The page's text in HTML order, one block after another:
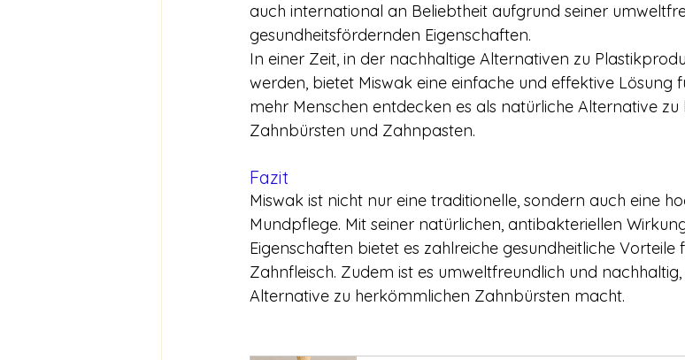
auch international an Beliebtheit aufgrund seiner
gesundheitsfördernden Eigenschaften.
In einer Zeit, in der nachhaltige Alternativen zu
werden, bietet Miswak eine einfache und effektive Lösung
mehr Menschen entdecken es als natürliche Alternative
Zahnbürsten und Zahnpasten.
Fazit
Miswak ist nicht nur eine traditionelle, sondern auch eine
Mundpflege. Mit seiner natürlichen, antibakteriellen
Eigenschaften bietet es zahlreiche gesundheitliche Vorteile
Zahnfleisch. Zudem ist es umweltfreundlich und
Alternative zu herkömmlichen Zahnbürsten macht.